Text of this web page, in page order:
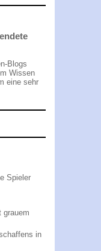
Blogs
Wissen
eine sehr
Spieler
grauem
in